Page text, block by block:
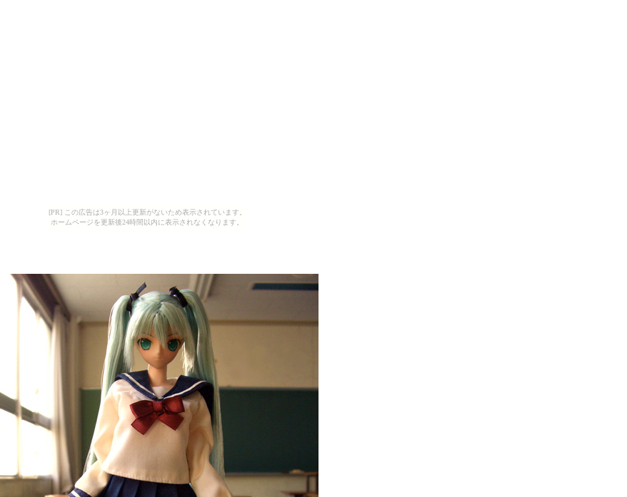
[PR] この広告は3ヶ月以上更新がないため表示されています。
ホームページを更新後24時間以内に表示されなくなります。